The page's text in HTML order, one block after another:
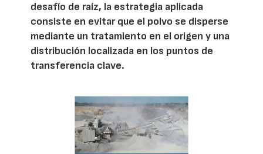
desafío de raíz, la estrategia aplicada
consiste en evitar que el polvo se disperse
mediante un tratamiento en el origen y una
distribución localizada en los puntos de
transferencia clave.